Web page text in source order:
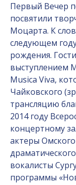
Первый Вечер
посвятили
Моцарта. К
следующем
рождения.
выступлением
Musica Viva,
Чайковского
трансляцию
2014 году
концертному
актеры
вокалисты
программы